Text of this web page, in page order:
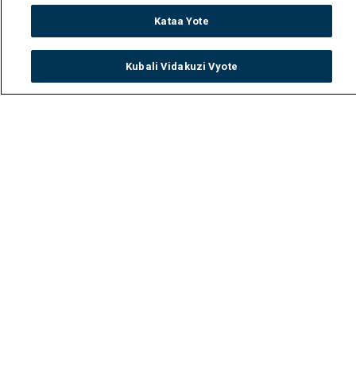
TV Guide
Kataa Yote
Kubali Vidakuzi Vyote